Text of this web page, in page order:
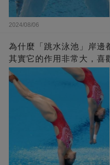
2024/08/06
為什麼「跳水泳池」岸邊
其實它的作用非常大，喜